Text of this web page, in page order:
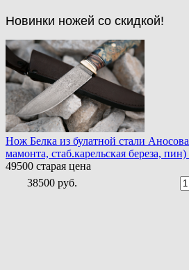
Новинки ножей со скидкой!
Нож Белка из булатной стали
мамонта, стаб.карельская береза, пин)
49500 старая цена
38500 руб.